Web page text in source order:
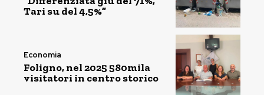
Tari su del 4,5%”
Economia
Foligno, nel 2025 580mila
visitatori in centro storico